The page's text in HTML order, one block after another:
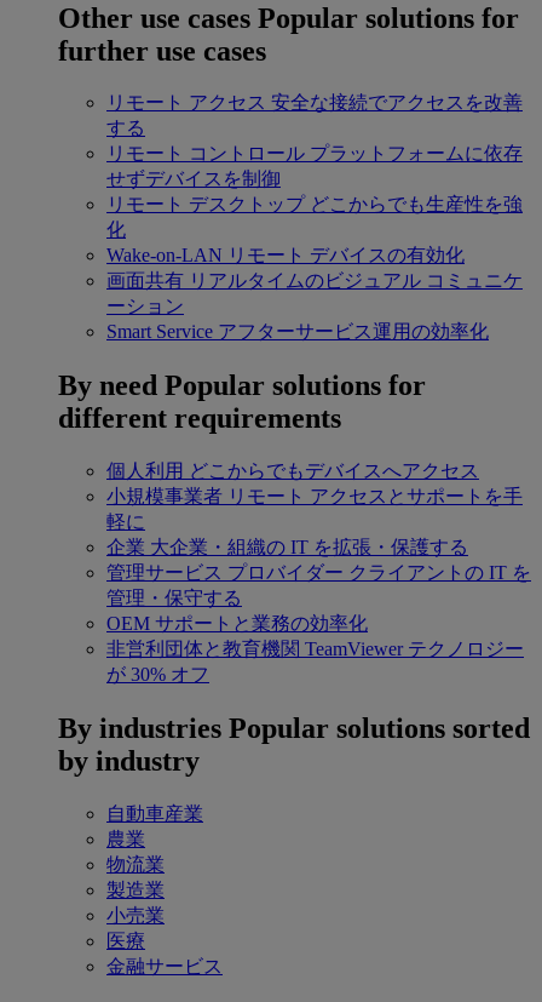
Other use cases Popular solutions for
further use cases
リモート アクセス 安全な接続でアクセスを改善
する
リモート コントロール プラットフォームに依存
せずデバイスを制御
リモート デスクトップ どこからでも生産性を強
化
Wake-on-LAN リモート デバイスの有効化
画面共有 リアルタイムのビジュアル コミュニケ
ーション
Smart Service アフターサービス運用の効率化
By need Popular solutions for
different requirements
個人利用 どこからでもデバイスへアクセス
小規模事業者 リモート アクセスとサポートを手
軽に
企業 大企業・組織の IT を拡張・保護する
管理サービス プロバイダー クライアントの IT を
管理・保守する
OEM サポートと業務の効率化
非営利団体と教育機関 TeamViewer テクノロジー
が 30% オフ
By industries Popular solutions sorted
by industry
自動車産業
農業
物流業
製造業
小売業
医療
金融サービス